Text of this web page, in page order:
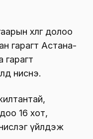
хөлөг долоо
гарагт Астана-
гарагт
ниснэ.
16 хот,
үйлдэж